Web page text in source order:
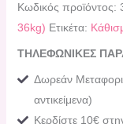
Κωδικός προϊόντος:
36kg) Ετικέτα:
ΤΗΛΕΦΩΝΙΚΕΣ
Δωρεάν
αντικείμενα)
Κερδίστε 10€